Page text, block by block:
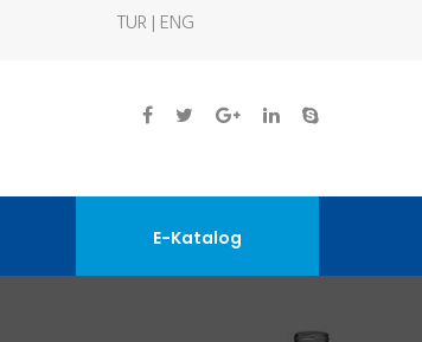
TUR | ENG
E-Katalog